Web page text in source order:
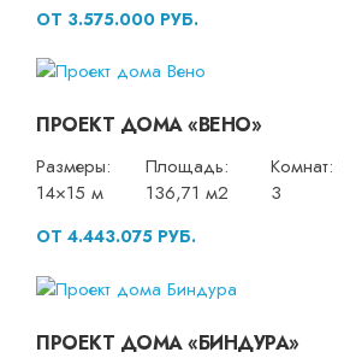
ОТ 3.575.000 РУБ.
ПРОЕКТ ДОМА «ВЕНО»
Размеры:
14×15 м
Площадь:
136,71 м2
Комнат:
3
ОТ 4.443.075 РУБ.
ПРОЕКТ ДОМА «БИНДУРА»